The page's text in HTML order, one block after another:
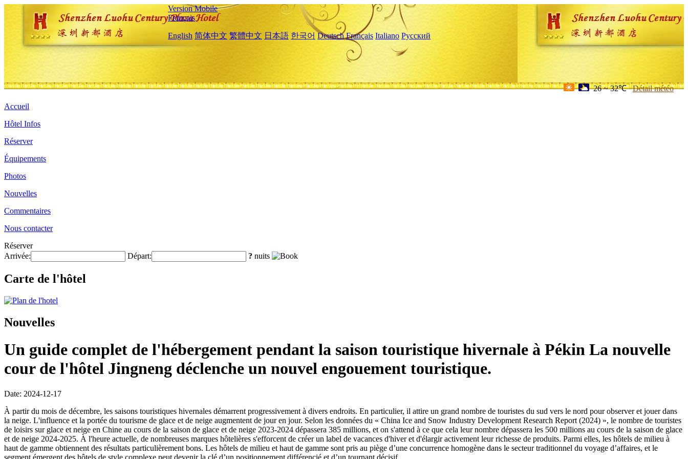
Version Mobile
Français
English 简体中文 繁體中文 日本語 한국어 Deutsch Français Italiano Русский
26 ~ 32℃ Détail météo
Accueil
Hôtel Infos
Réserver
Équipements
Photos
Nouvelles
Commentaires
Nous contacter
Réserver
Arrivée:
Départ: ? nuits
Carte de l'hôtel
Nouvelles
Un guide complet de l'hébergement pendant la saison touristique hivernale à Pékin La nouvelle
cour de l'hôtel Jingneng déclenche un nouvel engouement touristique.
Date: 2024-12-17
À partir du mois de décembre, les saisons touristiques hivernales démarrent progressivement à divers endroits. En particulier, il attire un grand nombre de touristes du sud vers le nord pour observer et jouer dans
la neige. L'influence et la portée du tourisme de glace et de neige augmentent de jour en jour. Selon les données du « China Ice and Snow Industry Development Research Report (2024) », le nombre de touristes
de loisirs sur glace et neige en Chine au cours de la saison de glace et de neige 2023-2024 dépassera 385 millions, et on s'attend à ce que cela leur nombre dépassera les 500 millions au cours de la saison de glace
et de neige 2024-2025. À l'heure actuelle, de nombreuses marques hôtelières s'efforcent de créer un label de vacances d'hiver et d'élargir activement leur richesse de produits. Parmi elles, les hôtels de milieu à
haut de gamme obtiennent des résultats particulièrement bons. Les hôtels de milieu et haut de gamme sont pris au piège d’une concurrence homogène dans le secteur traditionnel du voyage d’affaires, et le
segment émergent des hôtels de style complexe peut devenir la clé d’un positionnement différencié et d’un tournant décisif.